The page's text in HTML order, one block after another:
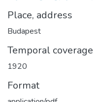
Place, address
Budapest
Temporal coverage
1920
Format